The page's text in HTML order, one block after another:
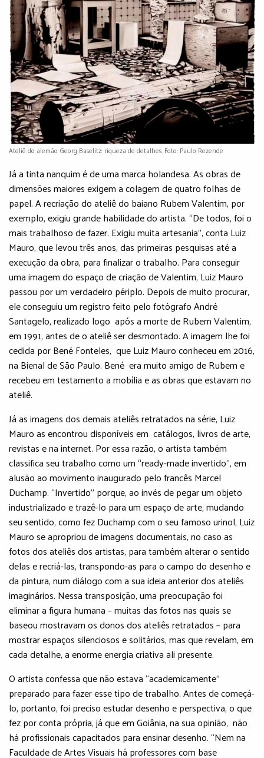
Ateliê do alemão Georg Baselitz: riqueza de detalhes. Foto: Paulo Rezende
Já a tinta nanquim é de uma marca holandesa. As obras de
dimensões maiores exigem a colagem de quatro folhas de
papel. A recriação do ateliê do baiano Rubem Valentim, por
exemplo, exigiu grande habilidade do artista. “De todos, foi o
mais trabalhoso de fazer. Exigiu muita artesania”, conta Luiz
Mauro, que levou três anos, das primeiras pesquisas até a
execução da obra, para finalizar o trabalho. Para conseguir
uma imagem do espaço de criação de Valentim, Luiz Mauro
passou por um verdadeiro périplo. Depois de muito procurar,
ele conseguiu um registro feito pelo fotógrafo André
Santagelo, realizado logo após a morte de Rubem Valentim,
em 1991, antes de o ateliê ser desmontado. A imagem lhe foi
cedida por Bené Fonteles, que Luiz Mauro conheceu em 2016,
na Bienal de São Paulo. Bené era muito amigo de Rubem e
recebeu em testamento a mobília e as obras que estavam no
ateliê.
Já as imagens dos demais ateliês retratados na série, Luiz
Mauro as encontrou disponíveis em catálogos, livros de arte,
revistas e na internet. Por essa razão, o artista também
classifica seu trabalho como um “ready-made invertido”, em
alusão ao movimento inaugurado pelo francês Marcel
Duchamp. “Invertido” porque, ao invés de pegar um objeto
industrializado e trazê-lo para um espaço de arte, mudando
seu sentido, como fez Duchamp com o seu famoso urinol, Luiz
Mauro se apropriou de imagens documentais, no caso as
fotos dos ateliês dos artistas, para também alterar o sentido
delas e recriá-las, transpondo-as para o campo do desenho e
da pintura, num diálogo com a sua ideia anterior dos ateliês
imaginários. Nessa transposição, uma preocupação foi
eliminar a figura humana – muitas das fotos nas quais se
baseou mostravam os donos dos ateliês retratados – para
mostrar espaços silenciosos e solitários, mas que revelam, em
cada detalhe, a enorme energia criativa ali presente.
O artista confessa que não estava “academicamente”
preparado para fazer esse tipo de trabalho. Antes de começá-
lo, portanto, foi preciso estudar desenho e perspectiva, o que
fez por conta própria, já que em Goiânia, na sua opinião, não
há profissionais capacitados para ensinar desenho. “Nem na
Faculdade de Artes Visuais há professores com base